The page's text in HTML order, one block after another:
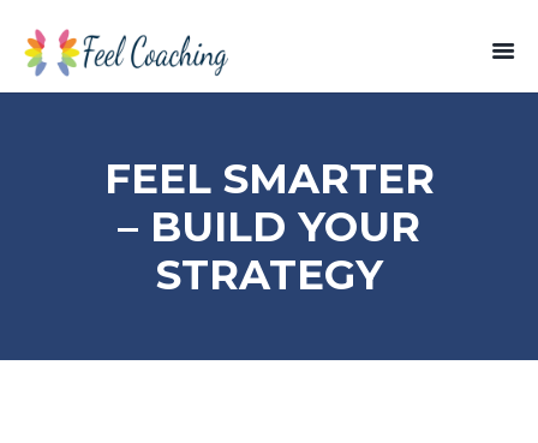
FEEL SMARTER
– BUILD YOUR
STRATEGY